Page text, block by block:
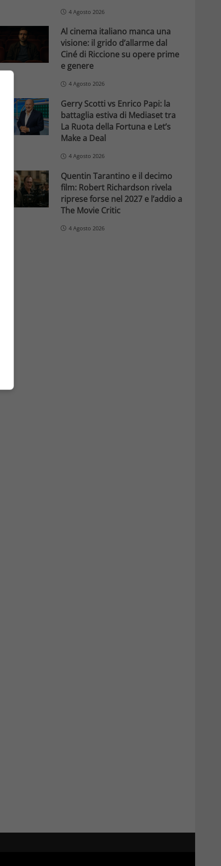
4 Agosto 2026
Al cinema italiano manca una
visione: il grido d’allarme dal
Ciné di Riccione su opere prime
e genere
4 Agosto 2026
Gerry Scotti vs Enrico Papi: la
battaglia estiva di Mediaset tra
La Ruota della Fortuna e Let’s
Make a Deal
4 Agosto 2026
Quentin Tarantino e il decimo
film: Robert Richardson rivela
riprese forse nel 2027 e l’addio a
The Movie Critic
4 Agosto 2026